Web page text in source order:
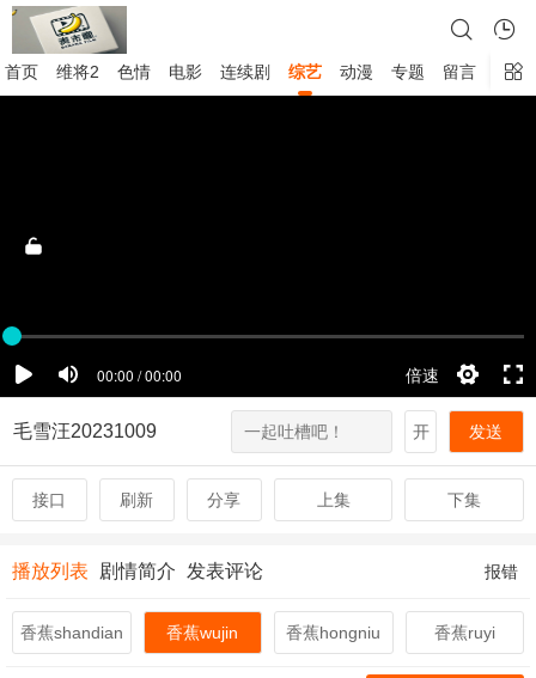
首页 维将2 色情 电影 连续剧 综艺 动漫 专题 留言
毛雪汪20231009 开 发送
接口 刷新 分享 上集 下集
播放列表 剧情简介 发表评论 报错
香蕉shandian 香蕉wujin 香蕉hongniu 香蕉ruyi